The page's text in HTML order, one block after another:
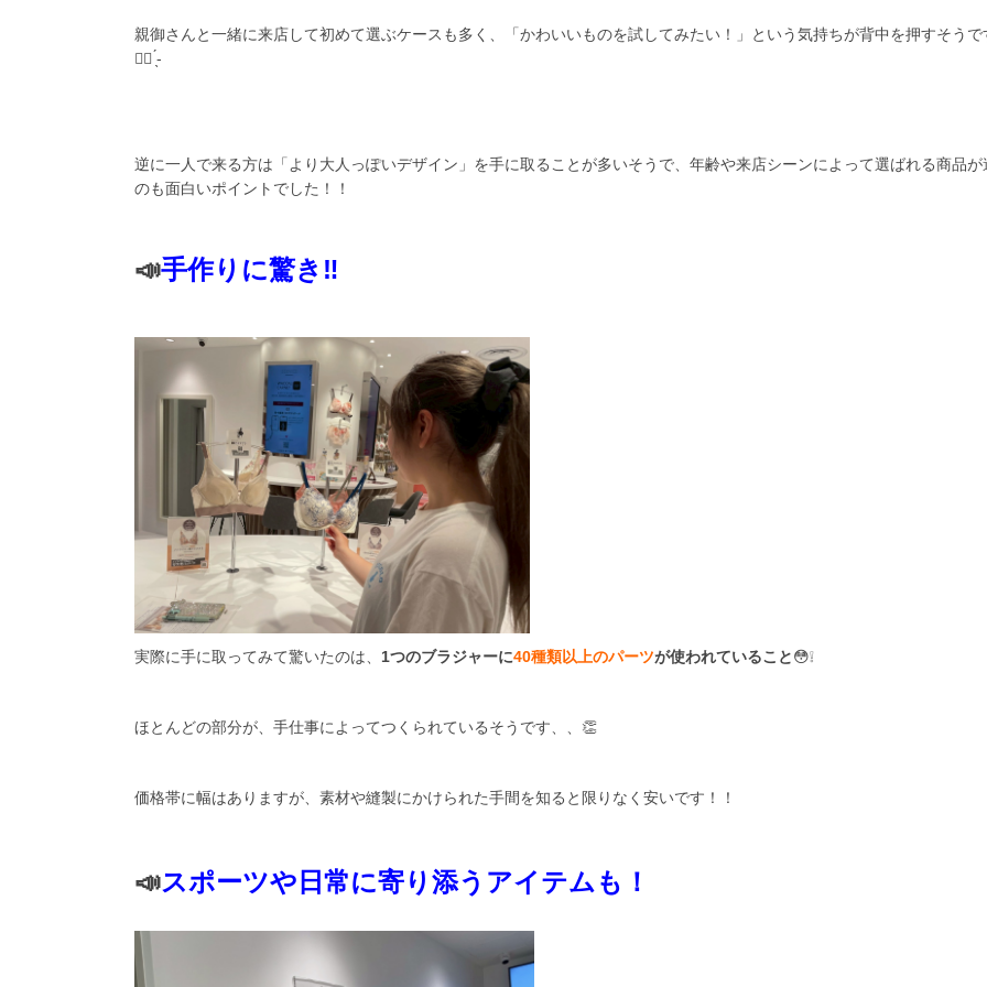
親御さんと一緒に来店して初めて選ぶケースも多く、「かわいいものを試してみたい！」という気持ちが背中を押すそうで
👍🏻 ̖́-
逆に一人で来る方は「より大人っぽいデザイン」を手に取ることが多いそうで、年齢や来店シーンによって選ばれる商品が
のも面白いポイントでした！！
📣手作りに驚き‼️
実際に手に取ってみて驚いたのは、 1つのブラジャーに40種類以上のパーツが使われていること😳❕
ほとんどの部分が、手仕事によってつくられているそうです、、👏
価格帯に幅はありますが、 素材や縫製にかけられた手間を知ると限りなく安いです！！
📣スポーツや日常に寄り添うアイテムも！